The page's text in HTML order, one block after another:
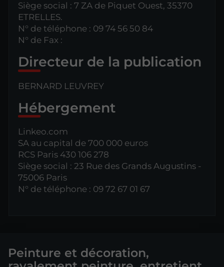
Siège social : 7 ZA de Piquet Ouest, 35370
ETRELLES.
N° de téléphone : 09 74 56 50 84
N° de Fax :
Directeur de la publication
BERNARD LEUVREY
Hébergement
Linkeo.com
SA au capital de 700 000 euros
RCS Paris 430 106 278
Siège social : 23 Rue des Grands Augustins -
75006 Paris
N° de téléphone : 09 72 67 01 67
Peinture et décoration,